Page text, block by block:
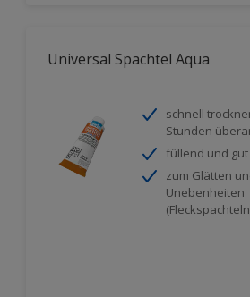
Universal Spachtel Aqua
schnell
Stunden
füllend und
zum Glätten
Unebenheiten